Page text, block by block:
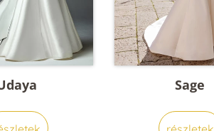
Sage